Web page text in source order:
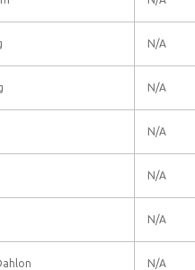
N/A
N/A
N/A
N/A
N/A
N/A